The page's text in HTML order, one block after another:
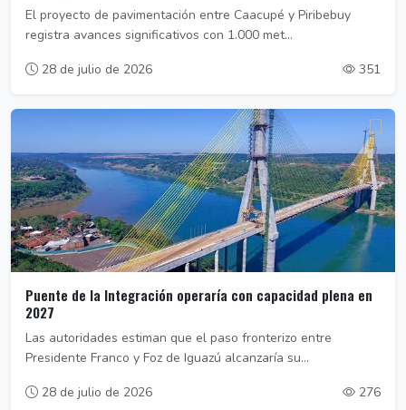
El proyecto de pavimentación entre Caacupé y Piribebuy
registra avances significativos con 1.000 met...
28 de julio de 2026
351
Puente de la Integración operaría con capacidad plena en
2027
Las autoridades estiman que el paso fronterizo entre
Presidente Franco y Foz de Iguazú alcanzaría su...
28 de julio de 2026
276